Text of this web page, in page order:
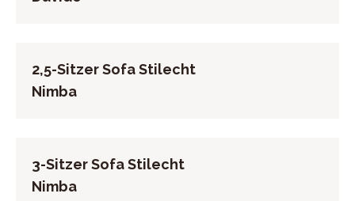
2,5-Sitzer Sofa Stilecht
Nimba
3-Sitzer Sofa Stilecht
Nimba